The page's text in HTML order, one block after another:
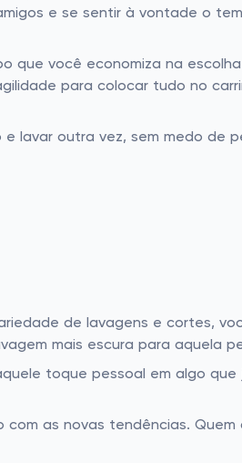
e se sentir à vontade o
que você economiza na
para colocar tudo no
lavar outra vez, sem medo de
de lavagens e cortes,
mais escura para aquela
toque pessoal em algo
as novas tendências.